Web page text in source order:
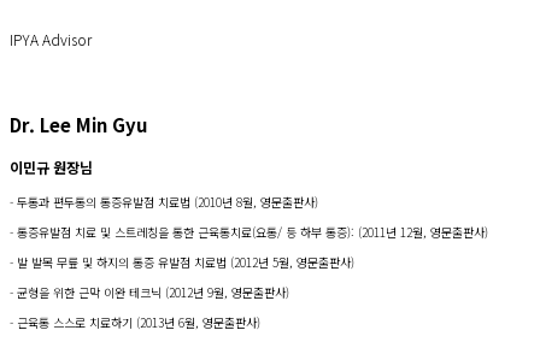
IPYA Advisor
Dr. Lee Min Gyu
이민규 원장님
- 두통과 편두통의 통증유발점 치료법 (2010년 8월, 영문출판사)
- 통증유발점 치료 및 스트레칭을 통한 근육통치료(요통/ 등 하부 통증): (2011년 12월, 영문출판사)
- 발 발목 무릎 및 하지의 통증 유발점 치료법 (2012년 5월, 영문출판사)
- 균형을 위한 근막 이완 테크닉 (2012년 9월, 영문출판사)
- 근육통 스스로 치료하기 (2013년 6월, 영문출판사)